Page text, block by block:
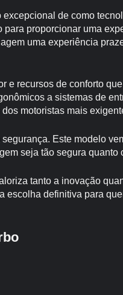
excepcional de como
proporcionar uma
uma experiência
e recursos de conforto
a sistemas de
motoristas mais
Este modelo
seja tão segura quanto
tanto a inovação
escolha definitiva para